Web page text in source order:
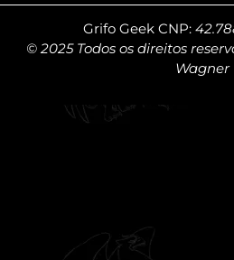
Grifo Geek CNP:
© 2025 Todos os direitos
Wagner